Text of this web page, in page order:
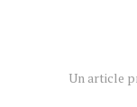
Un article